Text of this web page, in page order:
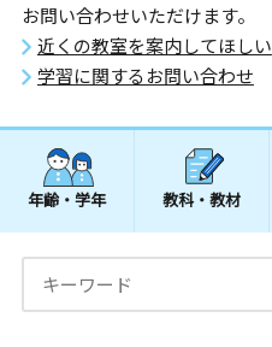
お問い合わせいただけます。
近くの教室を案内してほしい
学習に関するお問い合わせ
年齢・学年 教科・教材